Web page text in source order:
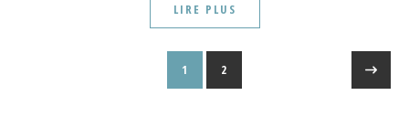
LIRE PLUS
1 2